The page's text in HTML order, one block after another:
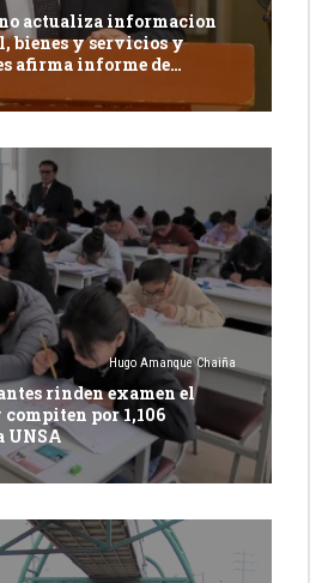
actualiza informacion
bienes y servicios y
afirma informe de
Hugo Amanque Chaiña
rinden examen el
por 1,106
UNSA